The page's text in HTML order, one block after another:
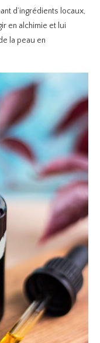
d’ingrédients locaux,
en alchimie et lui
la peau en